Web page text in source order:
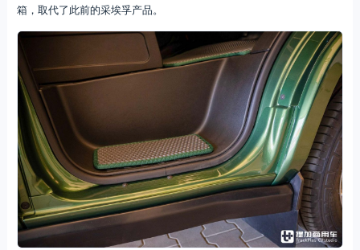
箱，取代了此前的采埃孚产品。